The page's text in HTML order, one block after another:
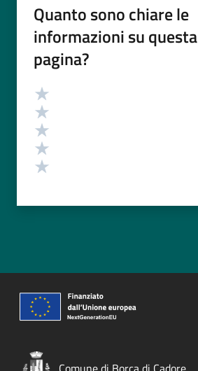
Quanto sono chiare le
informazioni su questa
pagina?
Valutazione